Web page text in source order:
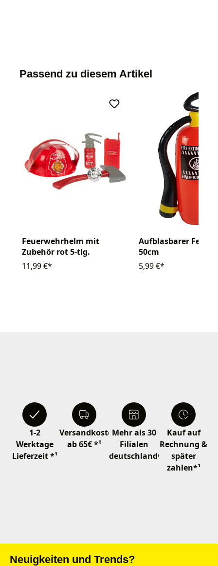
Passend zu diesem Artikel
Feuerwehrhelm mit
Zubehör rot 5-tlg.
11,99 €*
Aufblasbarer
50cm
5,99 €*
1-2
Werktage
Lieferzeit *¹
Versandkostenfrei
ab 65€ *¹
Mehr als 30
Filialen
deutschlandweit
Kauf auf
Rechnung &
später
zahlen*¹
Neuigkeiten und Trends?